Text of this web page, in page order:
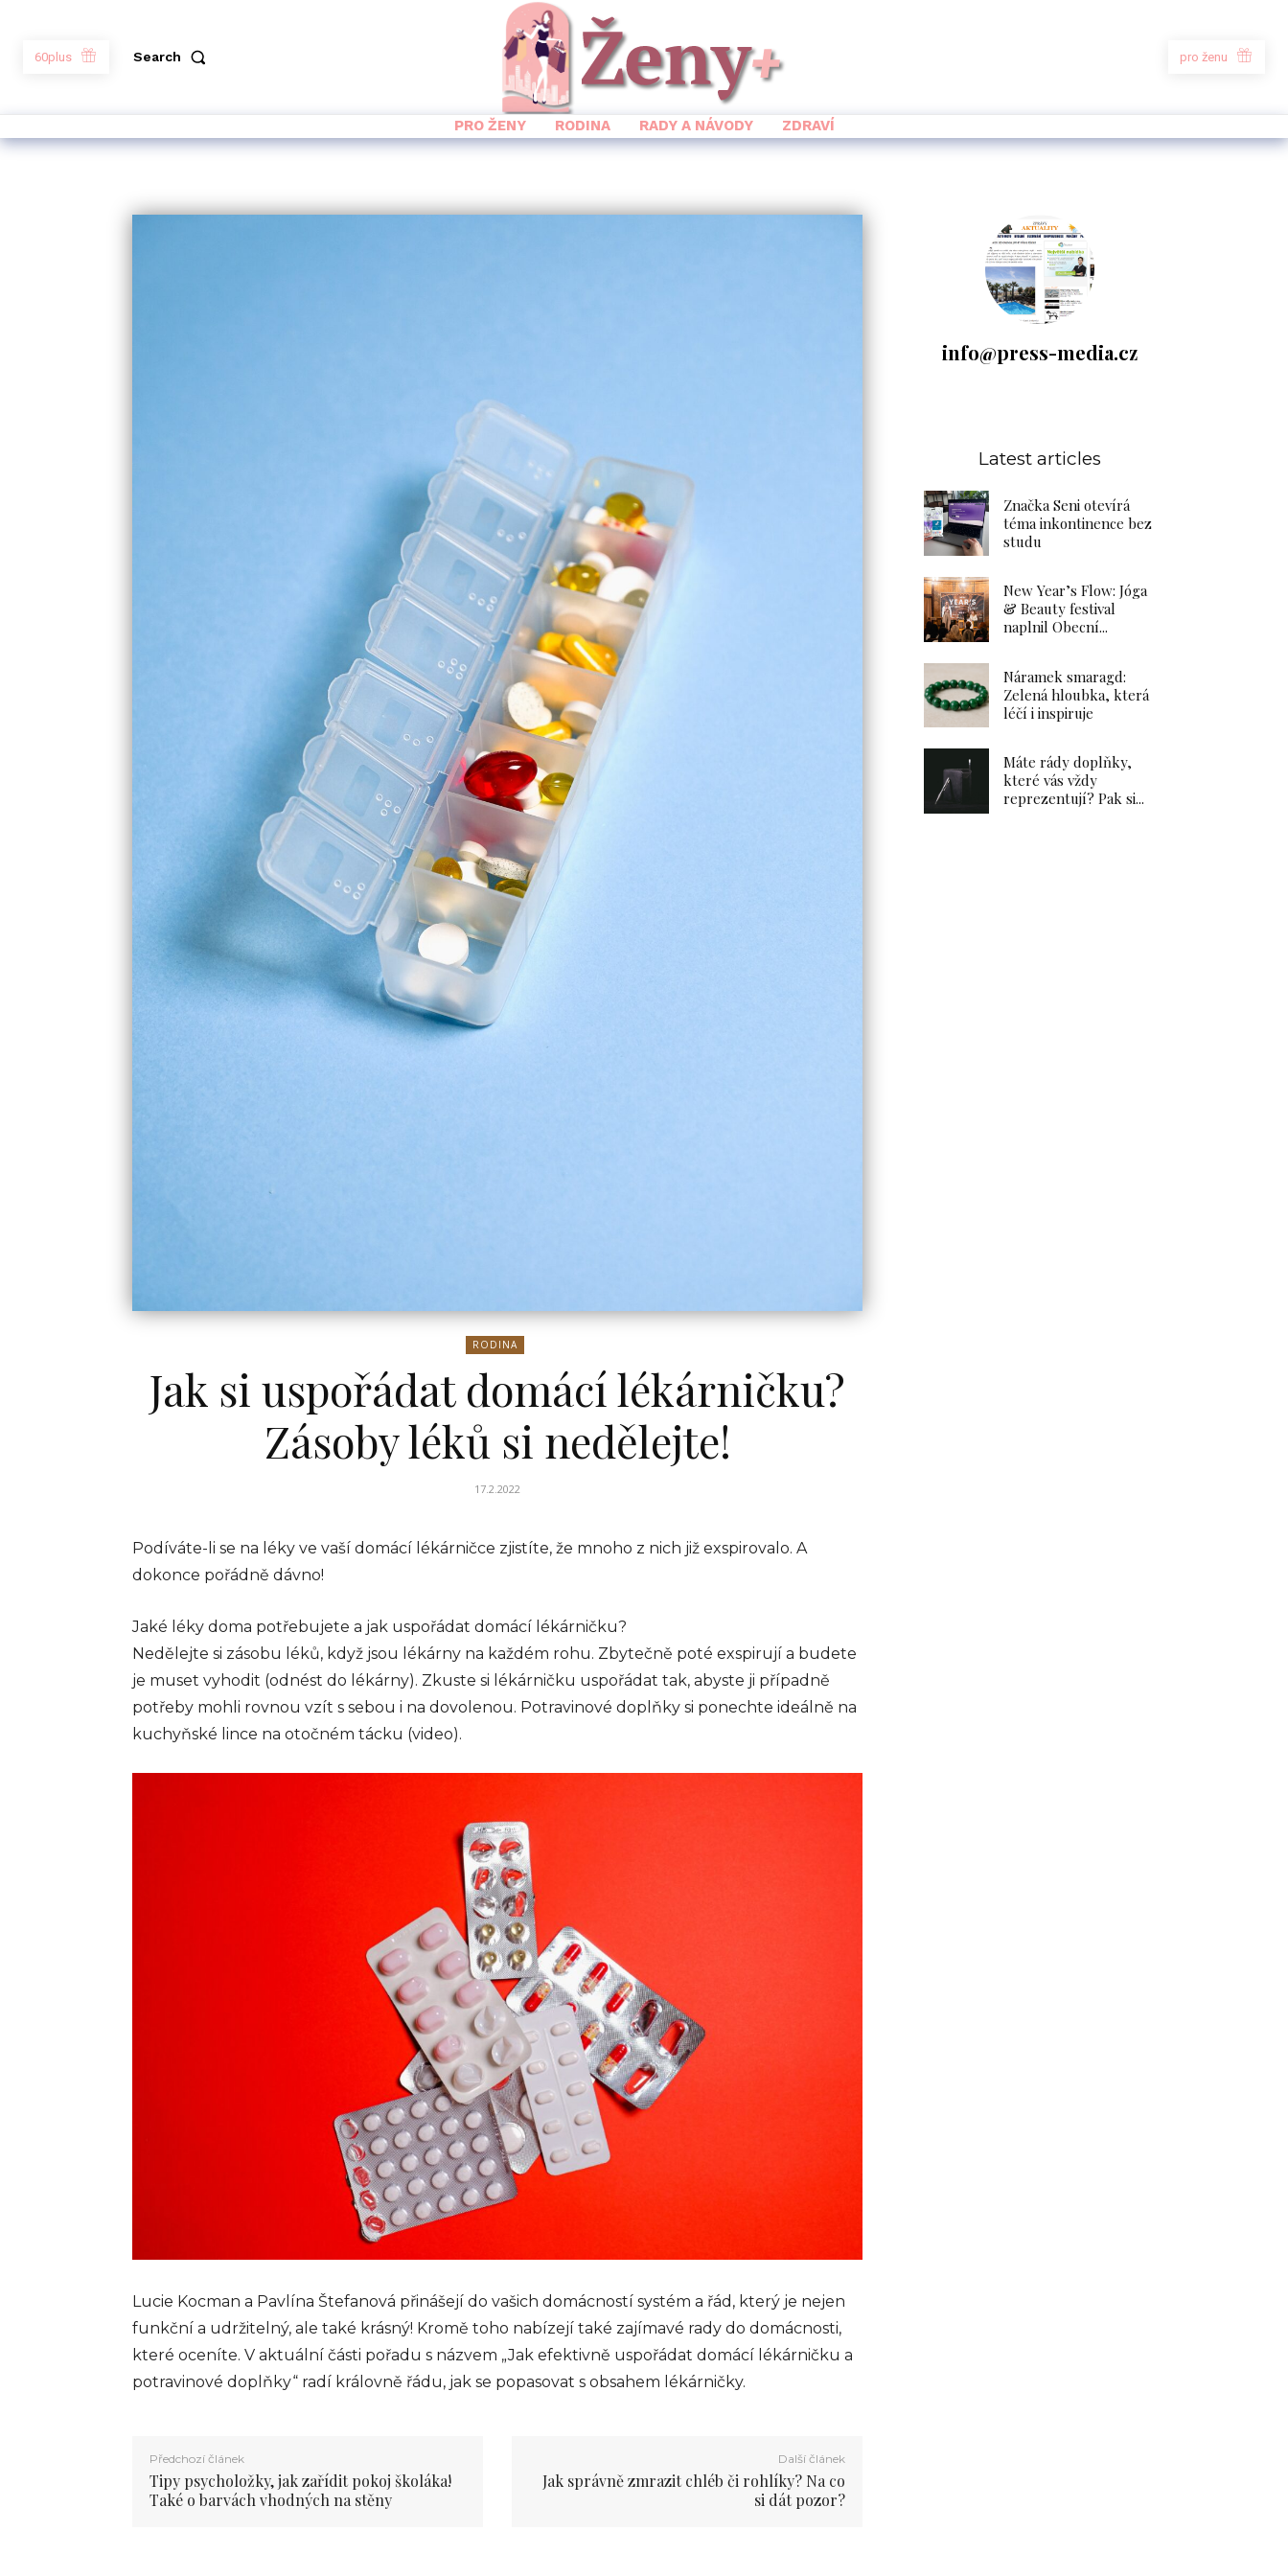
60plus Search pro ženu
PRO ŽENY RODINA RADY A NÁVODY ZDRAVÍ
RODINA
Jak si uspořádat domácí lékárničku?
Zásoby léků si nedělejte!
17.2.2022
Podíváte-li se na léky ve vaší domácí lékárničce zjistíte, že mnoho z nich již exspirovalo. A
dokonce pořádně dávno!
Jaké léky doma potřebujete a jak uspořádat domácí lékárničku?
Nedělejte si zásobu léků, když jsou lékárny na každém rohu. Zbytečně poté exspirují a budete
je muset vyhodit (odnést do lékárny). Zkuste si lékárničku uspořádat tak, abyste ji případně
potřeby mohli rovnou vzít s sebou i na dovolenou. Potravinové doplňky si ponechte ideálně na
kuchyňské lince na otočném tácku (video).
Lucie Kocman a Pavlína Štefanová přinášejí do vašich domácností systém a řád, který je nejen
funkční a udržitelný, ale také krásný! Kromě toho nabízejí také zajímavé rady do domácnosti,
které oceníte. V aktuální části pořadu s názvem „Jak efektivně uspořádat domácí lékárničku a
potravinové doplňky“ radí královně řádu, jak se popasovat s obsahem lékárničky.
Předchozí článek
Tipy psycholožky, jak zařídit pokoj školáka!
Také o barvách vhodných na stěny
Další článek
Jak správně zmrazit chléb či rohlíky? Na co
si dát pozor?
info@press-media.cz
Latest articles
Značka Seni otevírá
téma inkontinence bez
studu
New Year’s Flow: Jóga
& Beauty festival
naplnil Obecní...
Náramek smaragd:
Zelená hloubka, která
léčí i inspiruje
Máte rády doplňky,
které vás vždy
reprezentují? Pak si...